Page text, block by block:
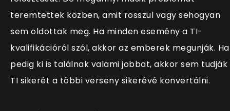
teremtettek közben, amit rosszul vagy sehogyan
sem oldottak meg. Ha minden esemény a TI-
kvalifikációról szól, akkor az emberek megunják. Ha
pedig ki is találnak valami jobbat, akkor sem tudják
TI sikerét a többi verseny sikerévé konvertálni.